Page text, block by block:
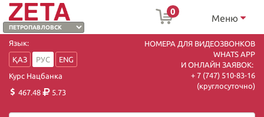
0
Меню
Язык:
ҚАЗ
РУС
ENG
Курс Нацбанка
467.48
5.73
НОМЕРА ДЛЯ ВИДЕОЗВОНКОВ
WHATS APP
И ОНЛАЙН ЗАЯВОК:
+ 7 (747) 510-83-16
(круглосуточно)